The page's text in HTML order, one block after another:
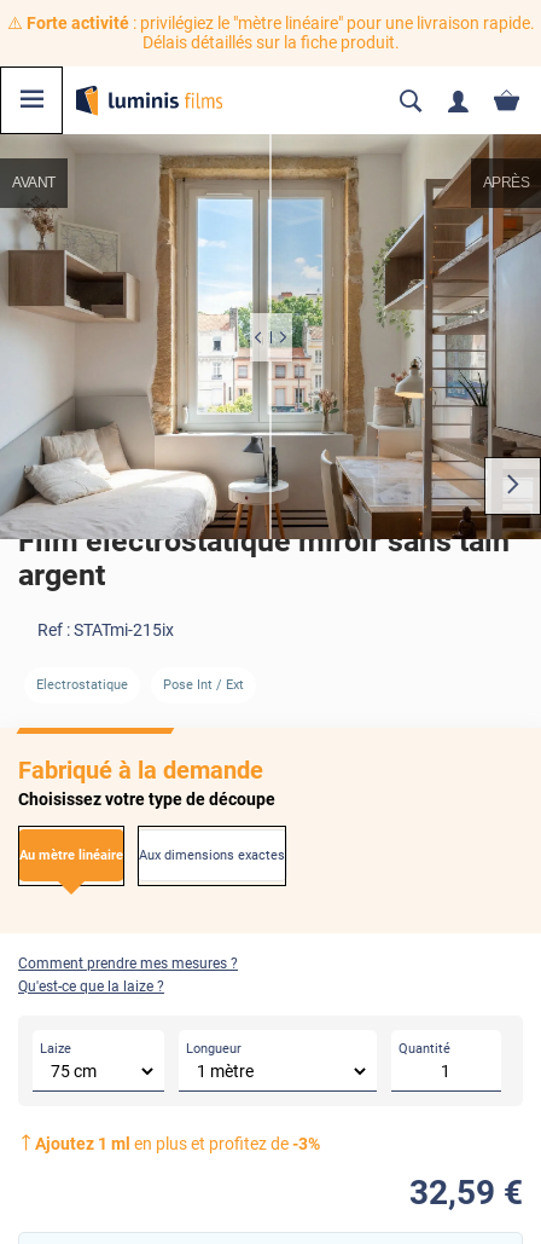
⚠️ Forte activité: privilégiez le "mètre linéaire" pour une livraison rapide.
Délais détaillés sur la fiche produit.
AVANT APRÈS
AVANT
Film électrostatique miroir sans tain
argent
Ref :STATmi-215ix
Electrostatique Pose Int / Ext
Fabriqué à la demande
Choisissez votre type de découpe
Au mètre linéaire Aux dimensions exactes
Comment prendre mes mesures ?
Qu'est-ce que la laize ?
Laize Longueur Quantité
Ajoutez 1 ml en plus et profitez de-3%
32,59 €